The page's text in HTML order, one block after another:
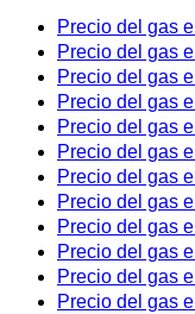
Precio del gas
Precio del gas
Precio del gas
Precio del gas
Precio del gas
Precio del gas
Precio del gas
Precio del gas
Precio del gas
Precio del gas
Precio del gas
Precio del gas